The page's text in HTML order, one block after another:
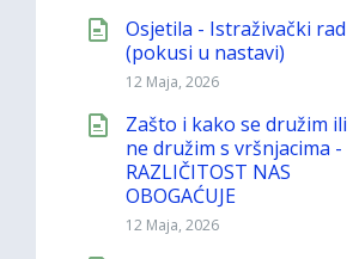
Osjetila - Istraživački rad
(pokusi u nastavi)
12 Maja, 2026
Zašto i kako se družim ili
ne družim s vršnjacima -
RAZLIČITOST NAS
OBOGAĆUJE
12 Maja, 2026